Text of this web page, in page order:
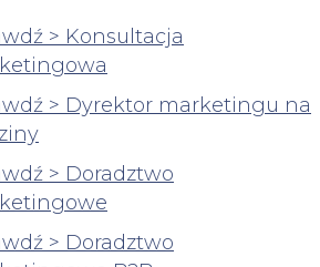
> Konsultacja
> Dyrektor marketingu na
> Doradztwo
> Doradztwo